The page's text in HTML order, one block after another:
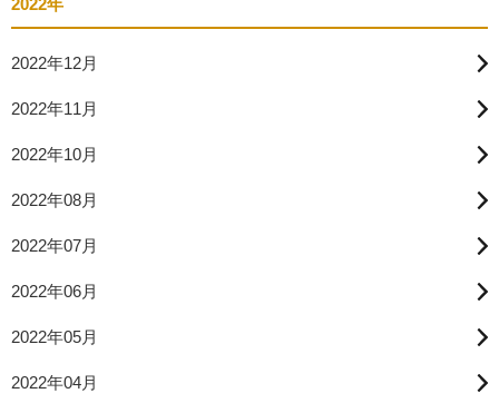
2022年12月
2022年11月
2022年10月
2022年08月
2022年07月
2022年06月
2022年05月
2022年04月